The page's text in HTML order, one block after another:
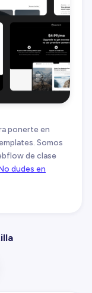
ponerte en
Somos
de clase
dudes en